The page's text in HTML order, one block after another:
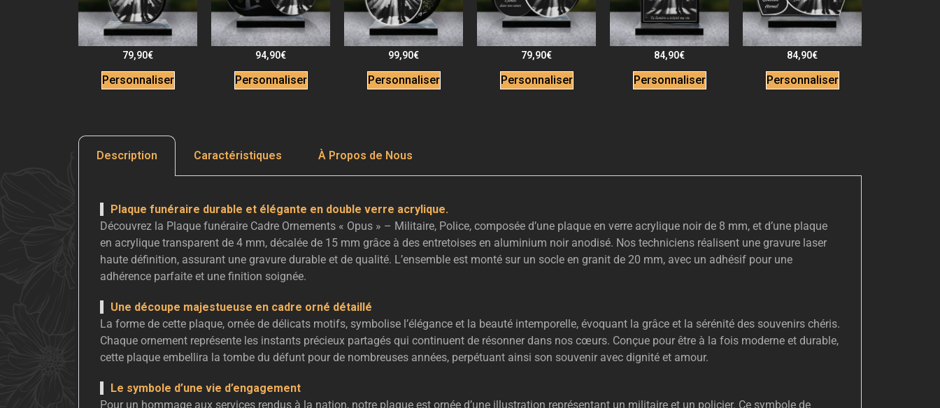
79,90€
Personnaliser
94,90€
Personnaliser
99,90€
Personnaliser
79,90€
Personnaliser
84,90€
Personnaliser
84,90€
Personnaliser
Description Caractéristiques À Propos de Nous
Plaque funéraire durable et élégante en double verre acrylique.
Découvrez la Plaque funéraire Cadre Ornements « Opus » – Militaire, Police, composée d’une plaque en verre acrylique noir de 8 mm, et d’une plaque
en acrylique transparent de 4 mm, décalée de 15 mm grâce à des entretoises en aluminium noir anodisé. Nos techniciens réalisent une gravure laser
haute définition, assurant une gravure durable et de qualité. L’ensemble est monté sur un socle en granit de 20 mm, avec un adhésif pour une
adhérence parfaite et une finition soignée.
Une découpe majestueuse en cadre orné détaillé
La forme de cette plaque, ornée de délicats motifs, symbolise l’élégance et la beauté intemporelle, évoquant la grâce et la sérénité des souvenirs chéris.
Chaque ornement représente les instants précieux partagés qui continuent de résonner dans nos cœurs. Conçue pour être à la fois moderne et durable,
cette plaque embellira la tombe du défunt pour de nombreuses années, perpétuant ainsi son souvenir avec dignité et amour.
Le symbole d’une vie d’engagement
Pour un hommage aux services rendus à la nation, notre plaque est ornée d’une illustration représentant un militaire et un policier. Ce symbole de